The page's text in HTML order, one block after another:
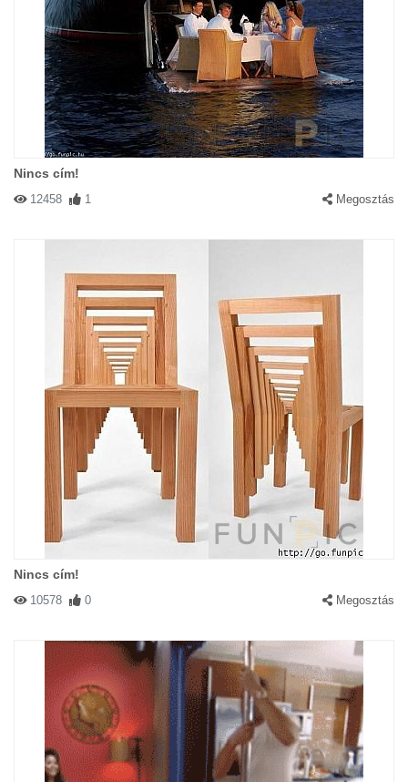
Nincs cím!
12458 1 Megosztás
Nincs cím!
10578 0 Megosztás